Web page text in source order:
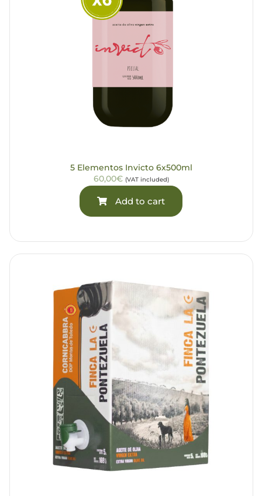
5 Elementos Invicto 6x500ml
60,00€ (VAT included)
Add to cart